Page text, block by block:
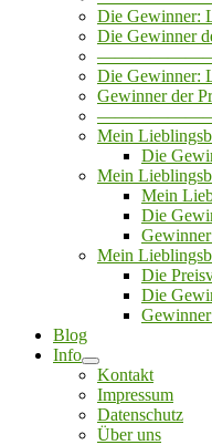
Die Gewinner:
Die Gewinner
Die Gewinner:
Gewinner der
Mein
Die
Mein
Mein
Die
Mein
Die
Die
Blog
Info
Kontakt
Impressum
Datenschutz
Über uns